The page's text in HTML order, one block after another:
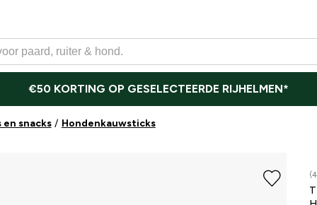
€50 KORTING OP GESELECTEERDE RIJHELMEN*
snacks Hondenkauwsticks